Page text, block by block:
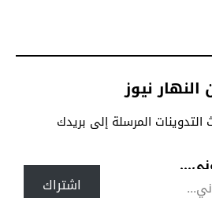
نيوز
المرسلة إلى بريدك
اشتراك